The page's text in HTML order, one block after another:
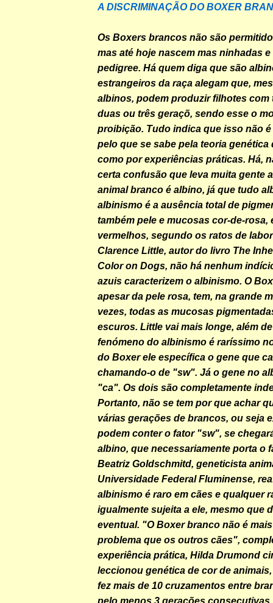
A DISCRIMINAÇÃO DO BOXER
Os Boxers brancos não são
mas até hoje nascem mas ninhadas
pedigree. Há quem diga que são
estrangeiros da raça alegam que,
albinos, podem produzir filhotes com
duas ou três geraçõ, sendo esse o
proibição. Tudo indica que isso não
pelo que se sabe pela teoria genética
como por experiências práticas. Há,
certa confusão que leva muita gente
animal branco é albino, já que tudo
albinismo é a ausência total de
também pele e mucosas cor-de-rosa,
vermelhos, segundo os ratos de
Clarence Little, autor do livro The
Color on Dogs, não há nenhum
azuis caracterizem o albinismo. O
apesar da pele rosa, tem, na grande
vezes, todas as mucosas
escuros. Little vai mais longe, além
fenómeno do albinismo é raríssimo
do Boxer ele específica o gene que
chamando-o de "sw". Já o gene no
"ca". Os dois são completamente
Portanto, não se tem por que achar
várias gerações de brancos, ou seja
podem conter o fator "sw", se
albino, que necessariamente porta o
Beatriz Goldschmitd, geneticista
Universidade Federal Fluminense,
albinismo é raro em cães e qualquer
igualmente sujeita a ele, mesmo que
eventual. "O Boxer branco não é
problema que os outros cães",
experiência prática, Hilda Drumond
leccionou genética de cor de
fez mais de 10 cruzamentos entre
pelo menos 3 gerações